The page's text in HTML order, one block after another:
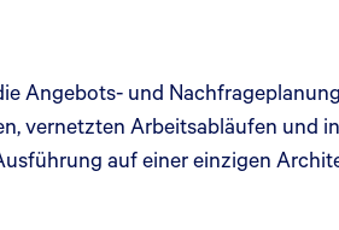
Angebots- und
vernetzten Arbeitsabläufen und
auf einer einzigen